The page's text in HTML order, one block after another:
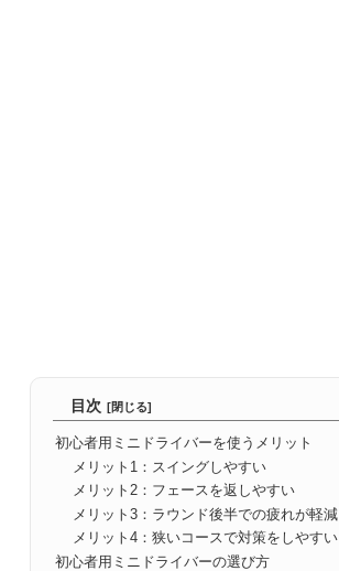
目次
初心者用ミニドライバーを使うメリット
メリット1：スイングしやすい
メリット2：フェースを返しやすい
メリット3：ラウンド後半での疲れが軽減
メリット4：狭いコースで対策をしやすい
初心者用ミニドライバーの選び方